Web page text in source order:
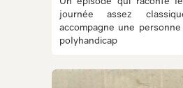
journée assez
accompagne une
polyhandicap